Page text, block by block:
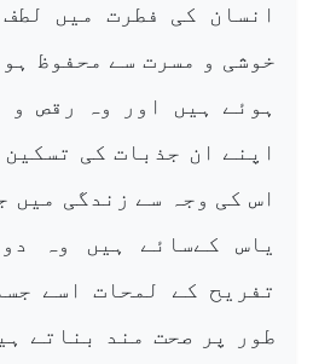
انسان کی فطرت میں
خوشی و مسرت سے محفوظ
ہوئے ہیں اور وہ رقص و
اپنے ان جذبات کی تسکین
اس کی وجہ سے زندگی میں
یاس کےسائے ہیں وہ
تفریح کے لمحات اسے
طور پر صحت مند بناتے